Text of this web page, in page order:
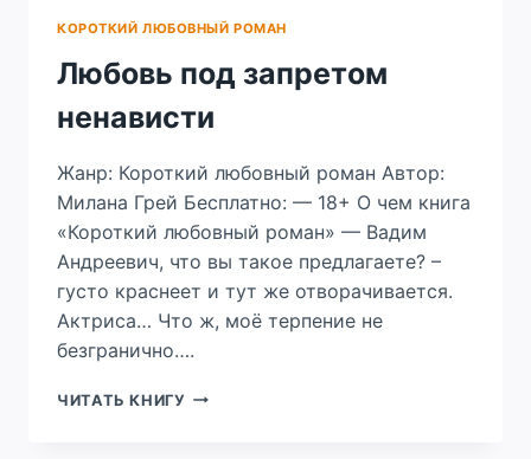
КОРОТКИЙ ЛЮБОВНЫЙ РОМАН
Любовь под запретом
ненависти
Жанр: Короткий любовный роман Автор:
Милана Грей Бесплатно: — 18+ О чем книга
«Короткий любовный роман» — Вадим
Андреевич, что вы такое предлагаете? –
густо краснеет и тут же отворачивается.
Актриса… Что ж, моё терпение не
безгранично….
ЧИТАТЬ КНИГУ ЛЮБОВЬ